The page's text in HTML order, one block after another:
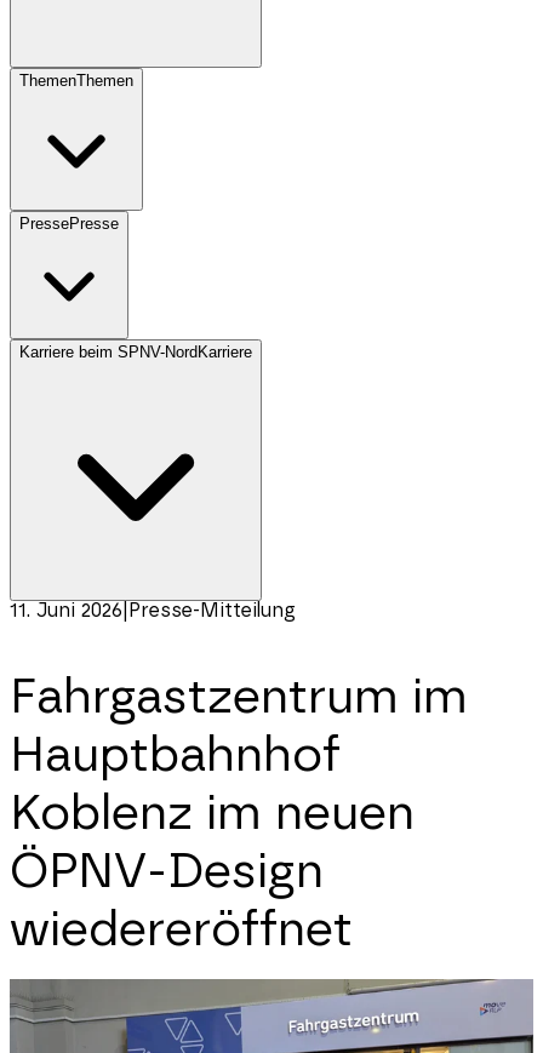
ThemenThemen
PressePresse
Karriere beim SPNV-Nord Karriere
11. Juni 2026 Presse-Mitteilung
Fahrgastzentrum im
Hauptbahnhof
Koblenz im neuen
ÖPNV-Design
wiedereröffnet